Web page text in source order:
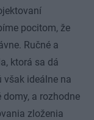
pocitom, že
Ručné a
ktorá sa dá
však ideálne na
a rozhodne
zloženia